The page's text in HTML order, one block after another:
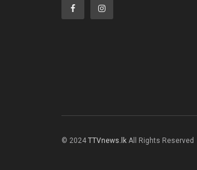
© 2024 TTVnews.lk All Rights Reserved